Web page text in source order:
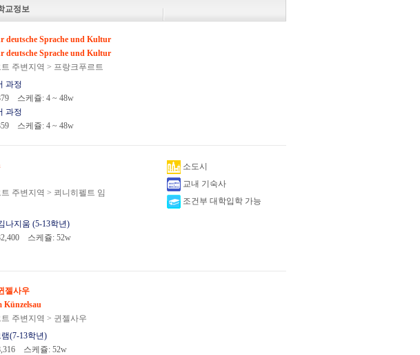
교정보
deutsche Sprache und Kultur
deutsche Sprache und Kultur
주변지역 > 프랑크푸르트
과정
스케쥴: 4 ~ 48w
과정
스케쥴: 4 ~ 48w
주변지역 > 쾨니히펠트 임
나지움 (5-13학년)
스케쥴: 52w
소도시
교내 기숙사
조건부 대학입학 가능
젤사우
Künzelsau
주변지역 > 귄젤사우
(7-13학년)
스케쥴: 52w